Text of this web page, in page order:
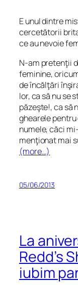
E unul dintre
cercetătorii
ce au nevoie
N-am pretenţii
feminine,
de încălţări
lor, ca să nu se
păzeşte!, ca să
ghearele
numele, căci
menţionat mai
(more…)
05/06/2013
La
Redd’s
iubim